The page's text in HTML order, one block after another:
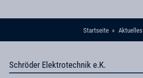
Startseite Aktuelles
Schröder Elektrotechnik e.K.